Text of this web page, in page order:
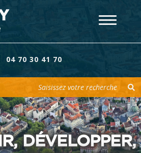
04 70 30 41 70
DÉVELOPPER,